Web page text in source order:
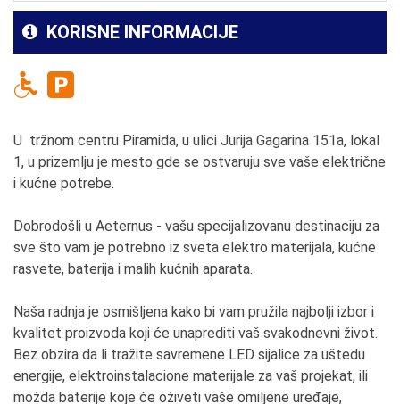
KORISNE INFORMACIJE
U tržnom centru Piramida, u ulici Jurija Gagarina 151a, lokal
1, u prizemlju je mesto gde se ostvaruju sve vaše električne
i kućne potrebe.
Dobrodošli u Aeternus - vašu specijalizovanu destinaciju za
sve što vam je potrebno iz sveta elektro materijala, kućne
rasvete, baterija i malih kućnih aparata.
Naša radnja je osmišljena kako bi vam pružila najbolji izbor i
kvalitet proizvoda koji će unaprediti vaš svakodnevni život.
Bez obzira da li tražite savremene LED sijalice za uštedu
energije, elektroinstalacione materijale za vaš projekat, ili
možda baterije koje će oživeti vaše omiljene uređaje,